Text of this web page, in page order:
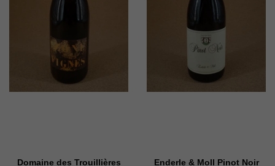
Domaine des Trouillières
Enderle & Moll Pinot Noir